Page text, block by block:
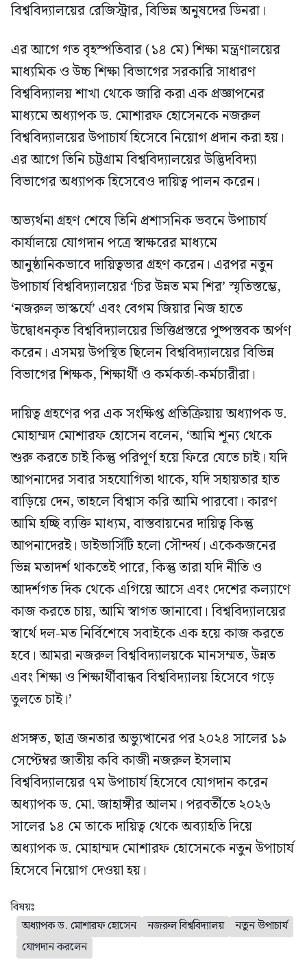
বিশ্ববিদ্যালয়ের রেজিস্ট্রার, বিভিন্ন অনুষদের ডিনরা।
এর আগে গত বৃহস্পতিবার (১৪ মে) শিক্ষা মন্ত্রণালয়ের
মাধ্যমিক ও উচ্চ শিক্ষা বিভাগের সরকারি সাধারণ
বিশ্ববিদ্যালয় শাখা থেকে জারি করা এক প্রজ্ঞাপনের
মাধ্যমে অধ্যাপক ড. মোশারফ হোসেনকে নজরুল
বিশ্ববিদ্যালয়ের উপাচার্য হিসেবে নিয়োগ প্রদান করা হয়।
এর আগে তিনি চট্টগ্রাম বিশ্ববিদ্যালয়ের উদ্ভিদবিদ্যা
বিভাগের অধ্যাপক হিসেবেও দায়িত্ব পালন করেন।
অভ্যর্থনা গ্রহণ শেষে তিনি প্রশাসনিক ভবনে উপাচার্য
কার্যালয়ে যোগদান পত্রে স্বাক্ষরের মাধ্যমে
আনুষ্ঠানিকভাবে দায়িত্বভার গ্রহণ করেন। এরপর নতুন
উপাচার্য বিশ্ববিদ্যালয়ের ‘চির উন্নত মম শির’ স্মৃতিস্তম্ভে,
‘নজরুল ভাস্কর্যে’ এবং বেগম জিয়ার নিজ হাতে
উদ্বোধনকৃত বিশ্ববিদ্যালয়ের ভিত্তিপ্রস্তরে পুষ্পস্তবক অর্পণ
করেন। এসময় উপস্থিত ছিলেন বিশ্ববিদ্যালয়ের বিভিন্ন
বিভাগের শিক্ষক, শিক্ষার্থী ও কর্মকর্তা-কর্মচারীরা।
দায়িত্ব গ্রহণের পর এক সংক্ষিপ্ত প্রতিক্রিয়ায় অধ্যাপক ড.
মোহাম্মদ মোশারফ হোসেন বলেন, ‘আমি শূন্য থেকে
শুরু করতে চাই কিন্তু পরিপূর্ণ হয়ে ফিরে যেতে চাই। যদি
আপনাদের সবার সহযোগিতা থাকে, যদি সহায়তার হাত
বাড়িয়ে দেন, তাহলে বিশ্বাস করি আমি পারবো। কারণ
আমি হচ্ছি ব্যক্তি মাধ্যম, বাস্তবায়নের দায়িত্ব কিন্তু
আপনাদেরই। ডাইভার্সিটি হলো সৌন্দর্য। একেকজনের
ভিন্ন মতাদর্শ থাকতেই পারে, কিন্তু তারা যদি নীতি ও
আদর্শগত দিক থেকে এগিয়ে আসে এবং দেশের কল্যাণে
কাজ করতে চায়, আমি স্বাগত জানাবো। বিশ্ববিদ্যালয়ের
স্বার্থে দল-মত নির্বিশেষে সবাইকে এক হয়ে কাজ করতে
হবে। আমরা নজরুল বিশ্ববিদ্যালয়কে মানসম্মত, উন্নত
এবং শিক্ষা ও শিক্ষার্থীবান্ধব বিশ্ববিদ্যালয় হিসেবে গড়ে
তুলতে চাই।’
প্রসঙ্গত, ছাত্র জনতার অভ্যুত্থানের পর ২০২৪ সালের ১৯
সেপ্টেম্বর জাতীয় কবি কাজী নজরুল ইসলাম
বিশ্ববিদ্যালয়ের ৭ম উপাচার্য হিসেবে যোগদান করেন
অধ্যাপক ড. মো. জাহাঙ্গীর আলম। পরবর্তীতে ২০২৬
সালের ১৪ মে তাকে দায়িত্ব থেকে অব্যাহতি দিয়ে
অধ্যাপক ড. মোহাম্মদ মোশারফ হোসেনকে নতুন উপাচার্য
হিসেবে নিয়োগ দেওয়া হয়।
বিষয়ঃ
অধ্যাপক ড. মোশারফ হোসেন
নজরুল বিশ্ববিদ্যালয়
নতুন উপাচার্য
যোগদান করলেন